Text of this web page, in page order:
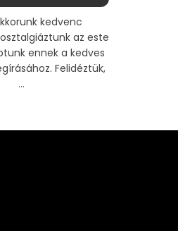
kedvenc
az este
ennek a kedves
Felidéztük,
...